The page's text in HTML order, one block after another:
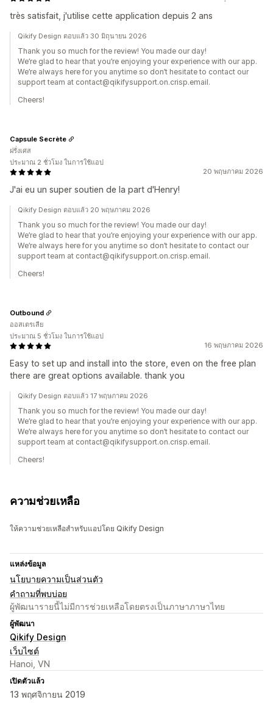
très satisfait, j'utilise cette application depuis 2 ans
Qikify Design ตอบแล้ว 30 มิถุนายน 2026
Thank you so much for the review! You made our day!
We’re glad to hear that you’re enjoying your experience with our app.
We’re always here for you anytime so don’t hesitate to contact our
support team at contact@qikifysupport.on.crisp.email.
Cheers!
20 พฤษภาคม 2026
J'ai eu un super soutien de la part d'Henry!
Capsule Secrète
ฝรั่งเศส
ประมาณ 2 ชั่วโมง ในการใช้แอป
Qikify Design ตอบแล้ว 20 พฤษภาคม 2026
Thank you so much for the review! You made our day!
We’re glad to hear that you’re enjoying your experience with our app.
We’re always here for you anytime so don’t hesitate to contact our
support team at contact@qikifysupport.on.crisp.email.
Cheers!
16 พฤษภาคม 2026
Easy to set up and install into the store, even on the free plan
there are great options available. thank you
Outbound
ออสเตรเลีย
ประมาณ 5 ชั่วโมง ในการใช้แอป
Qikify Design ตอบแล้ว 17 พฤษภาคม 2026
Thank you so much for the review! You made our day!
We’re glad to hear that you’re enjoying your experience with our app.
We’re always here for you anytime so don’t hesitate to contact our
support team at contact@qikifysupport.on.crisp.email.
Cheers!
ความช่วยเหลือ
ให้ความช่วยเหลือสำหรับแอปโดย Qikify Design
แหล่งข้อมูล
นโยบายความเป็นส่วนตัว
คำถามที่พบบ่อย
ผู้พัฒนารายนี้ไม่มีการช่วยเหลือโดยตรงเป็นภาษาภาษาไทย
ผู้พัฒนา
Qikify Design
เว็บไซต์
Hanoi, VN
เปิดตัวแล้ว
13 พฤศจิกายน 2019